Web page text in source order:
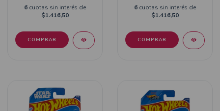
6 cuotas sin interés de
$1.416,50
6 cuotas sin interés de
$1.416,50